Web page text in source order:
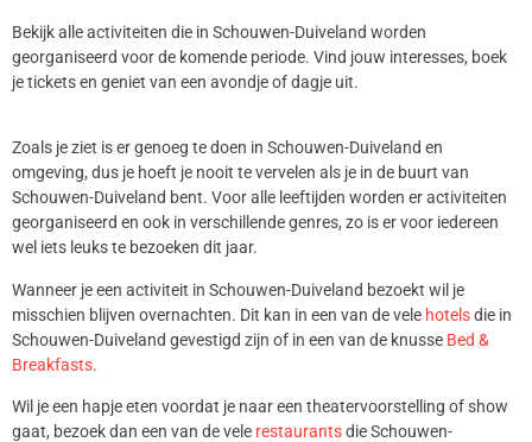
Bekijk alle activiteiten die in Schouwen-Duiveland worden
georganiseerd voor de komende periode. Vind jouw interesses, boek
je tickets en geniet van een avondje of dagje uit.
Zoals je ziet is er genoeg te doen in Schouwen-Duiveland en
omgeving, dus je hoeft je nooit te vervelen als je in de buurt van
Schouwen-Duiveland bent. Voor alle leeftijden worden er activiteiten
georganiseerd en ook in verschillende genres, zo is er voor iedereen
wel iets leuks te bezoeken dit jaar.
Wanneer je een activiteit in Schouwen-Duiveland bezoekt wil je
misschien blijven overnachten. Dit kan in een van de vele hotelsdie in
Schouwen-Duiveland gevestigd zijn of in een van de knusse Bed &
Breakfasts.
Wil je een hapje eten voordat je naar een theatervoorstelling of show
gaat, bezoek dan een van de vele restaurantsdie Schouwen-